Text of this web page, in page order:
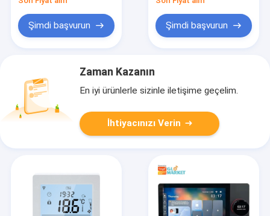
Şimdi başvurun Şimdi başvurun
Zaman Kazanın
En iyi ürünlerle sizinle iletişime geçelim.
İhtiyacınızı Verin